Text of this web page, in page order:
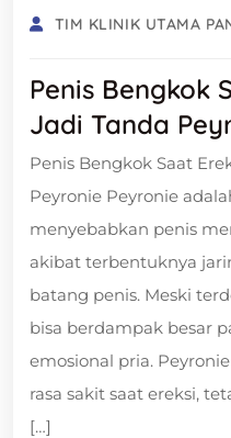
TIM KLINIK UTAMA
Penis Bengkok
Jadi Tanda
Penis Bengkok Saat
Peyronie Peyronie
menyebabkan penis
akibat terbentuknya
batang penis. Meski
bisa berdampak besar
emosional pria.
rasa sakit saat ereksi,
[…]